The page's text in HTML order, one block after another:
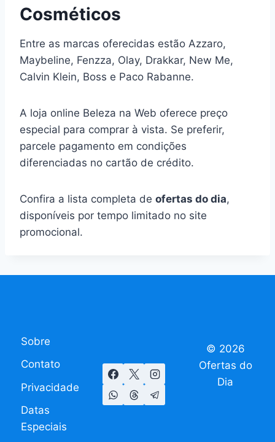
Cosméticos
Entre as marcas oferecidas estão Azzaro,
Maybeline, Fenzza, Olay, Drakkar, New Me,
Calvin Klein, Boss e Paco Rabanne.
A loja online Beleza na Web oferece preço
especial para comprar à vista. Se preferir,
parcele pagamento em condições
diferenciadas no cartão de crédito.
Confira a lista completa de ofertas do dia,
disponíveis por tempo limitado no site
promocional.
Sobre
Contato
Privacidade
Datas
Especiais
© 2026
Ofertas do
Dia